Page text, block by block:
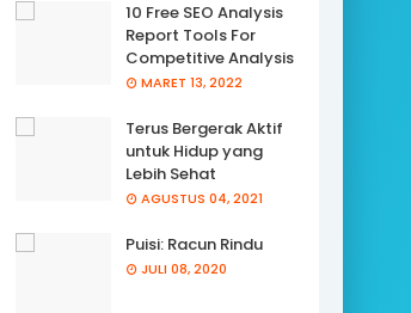
10 Free SEO Analysis
Report Tools For
Competitive Analysis
MARET 13, 2022
Terus Bergerak Aktif
untuk Hidup yang
Lebih Sehat
AGUSTUS 04, 2021
Puisi: Racun Rindu
JULI 08, 2020